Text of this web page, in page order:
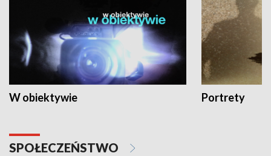
W obiektywie Portrety
SPOŁECZEŃSTWO